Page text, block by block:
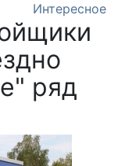
Интересное
ряд